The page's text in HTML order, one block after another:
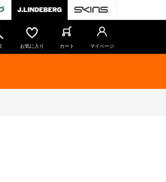
お気に入り カート マイページ